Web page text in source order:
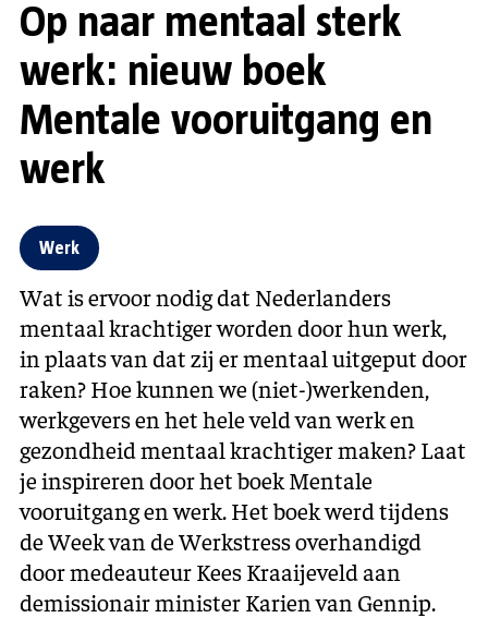
Op naar mentaal sterk
werk: nieuw boek
Mentale vooruitgang en
werk
Werk
Wat is ervoor nodig dat Nederlanders
mentaal krachtiger worden door hun werk,
in plaats van dat zij er mentaal uitgeput door
raken? Hoe kunnen we (niet-)werkenden,
werkgevers en het hele veld van werk en
gezondheid mentaal krachtiger maken? Laat
je inspireren door het boek Mentale
vooruitgang en werk. Het boek werd tijdens
de Week van de Werkstress overhandigd
door medeauteur Kees Kraaijeveld aan
demissionair minister Karien van Gennip.